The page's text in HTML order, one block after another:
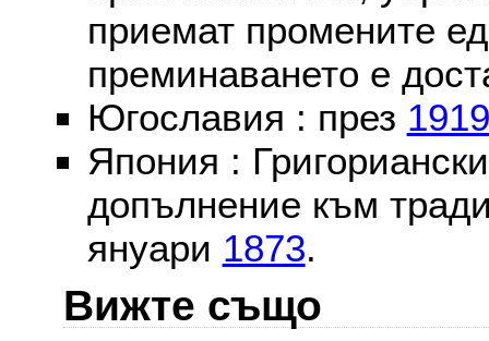
приемат промените
преминаването е
Югославия : през 1919
Япония :
допълнение към
януари 1873.
Вижте също